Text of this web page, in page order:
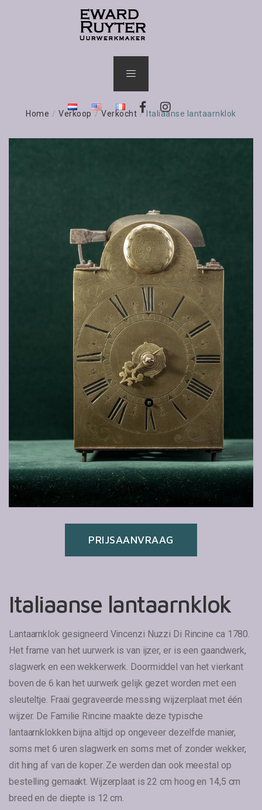
Home / Verkoop / Verkocht / Italiaanse lantaarnklok
PRIJSAANVRAAG
Italiaanse lantaarnklok
Lantaarnklok gesigneerd Vincenzi Nuzzi Di Rincine ca 1780.
Het frame van het uurwerk is van ijzer, er is een gaandwerk,
slagwerk en een wekkerwerk. Doormiddel van het vierkant
boven de 6 kan het uurwerk gelijk gezet worden met een
sleuteltje. Fraai gegraveerde messing wijzerplaat met één
wijzer. De Familie Rincine maakte deze typische
lantaarnklokken bijna altijd op ongeveer dezelfde manier,
soms met 6 uren slagwerk en soms met of zonder wekker,
dit hing af van de koper. Ze werden dan ook meestal op
bestelling gemaakt. Wijzerplaat is 22 cm hoog en 14,5 cm
breed en de diepte is 12 cm.